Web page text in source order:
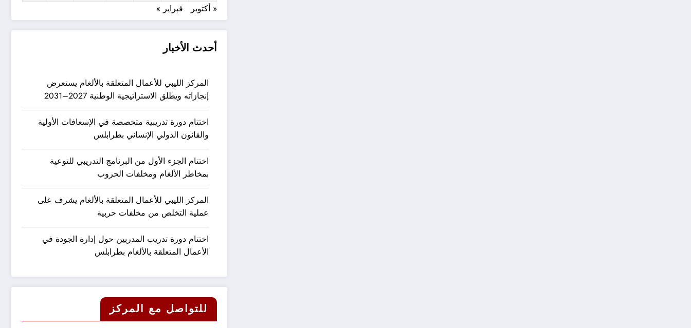
« أكتوبر
فبراير »
أحدث الأخبار
المركز الليبي للأعمال المتعلقة بالألغام يستعرض
إنجازاته ويطلق الاستراتيجية الوطنية 2027–2031
اختتام دورة تدريبية متخصصة في الإسعافات الأولية
والقانون الدولي الإنساني بطرابلس
اختتام الجزء الأول من البرنامج التدريبي للتوعية
بمخاطر الألغام ومخلفات الحروب
المركز الليبي للأعمال المتعلقة بالألغام يشرف على
عملية التخلص من مخلفات حربية
اختتام دورة تدريب المدربين حول إدارة الجودة في
الأعمال المتعلقة بالألغام بطرابلس
للتواصل مع المركز